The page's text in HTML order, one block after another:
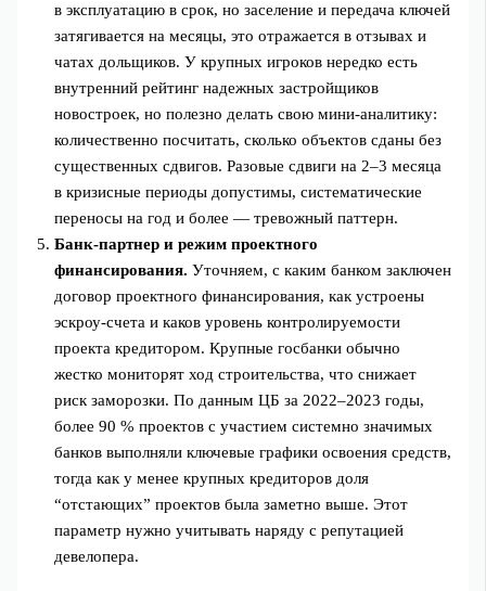
в эксплуатацию в срок, но заселение и передача ключей
затягивается на месяцы, это отражается в отзывах и
чатах дольщиков. У крупных игроков нередко есть
внутренний рейтинг надежных застройщиков
новостроек, но полезно делать свою мини‑аналитику:
количественно посчитать, сколько объектов сданы без
существенных сдвигов. Разовые сдвиги на 2–3 месяца
в кризисные периоды допустимы, систематические
переносы на год и более — тревожный паттерн.
Банк‑партнер и режим проектного
финансирования. Уточняем, с каким банком заключен
договор проектного финансирования, как устроены
эскроу‑счета и каков уровень контролируемости
проекта кредитором. Крупные госбанки обычно
жестко мониторят ход строительства, что снижает
риск заморозки. По данным ЦБ за 2022–2023 годы,
более 90 % проектов с участием системно значимых
банков выполняли ключевые графики освоения средств,
тогда как у менее крупных кредиторов доля
“отстающих” проектов была заметно выше. Этот
параметр нужно учитывать наряду с репутацией
девелопера.